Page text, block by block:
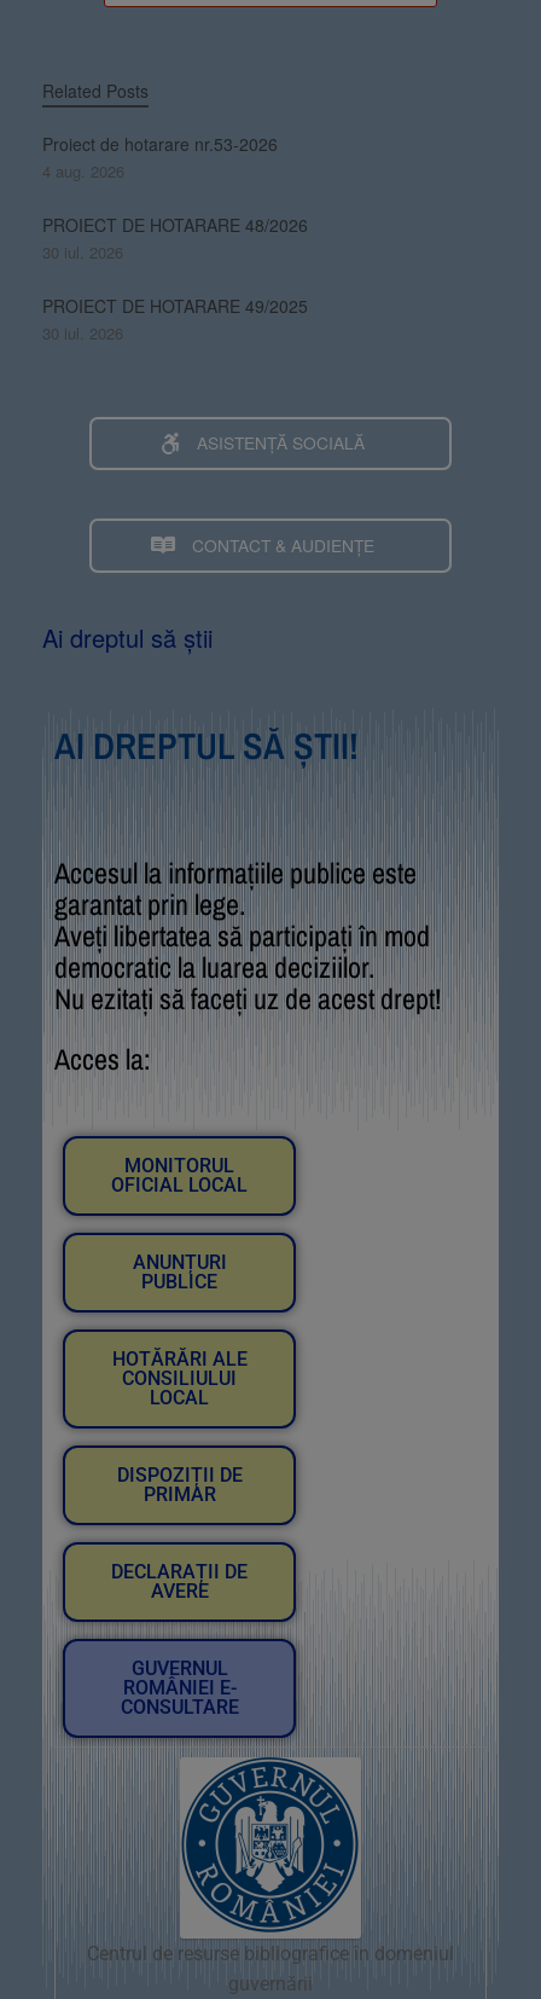
Related Posts
Proiect de hotarare nr.53-2026
4 aug. 2026
PROIECT DE HOTARARE 48/2026
30 iul. 2026
PROIECT DE HOTARARE 49/2025
30 iul. 2026
ASISTENȚĂ SOCIALĂ
CONTACT & AUDIENȚE
Ai dreptul să știi
AI DREPTUL SĂ ȘTII!
Accesul la informațiile publice este
garantat prin lege.
Aveți libertatea să participați în mod
democratic la luarea deciziilor.
Nu ezitați să faceți uz de acest drept!
Acces la:
MONITORUL
OFICIAL LOCAL
ANUNȚURI
PUBLICE
HOTĂRĂRI ALE
CONSILIULUI
LOCAL
DISPOZIȚII DE
PRIMAR
DECLARAȚII DE
AVERE
GUVERNUL
ROMÂNIEI E-
CONSULTARE
Centrul de resurse bibliografice în domeniul
guvernării